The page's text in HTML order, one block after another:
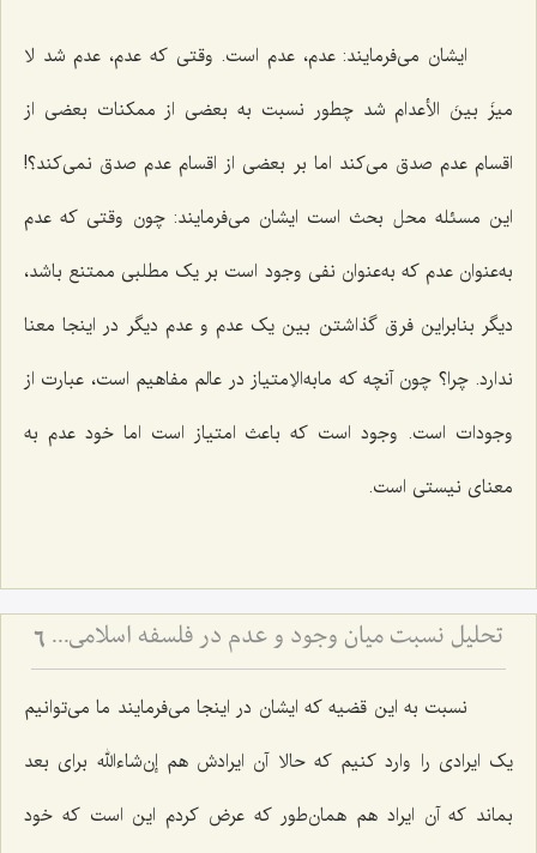
ایشان می‌فرمایند: عدم، عدم است. وقتی که عدم، عدم شد لا
میزَ بینَ الأعدامشد چطور نسبت به بعضی از ممکنات بعضی از
اقسام عدم صدق می‌کند اما بر بعضی از اقسام عدم صدق نمی‌کند؟!
این مسئله محل بحث است ایشان می‌فرمایند: چون وقتی که عدم
به‌عنوان عدم که به‌عنوان نفی وجود است بر یک مطلبی ممتنع باشد،
دیگر بنابراین فرق گذاشتن بین یک عدم و عدم دیگر در اینجا معنا
ندارد. چرا؟ چون آنچه که مابه‌الاِمتیاز در عالم مفاهیم است، عبارت از
وجودات است. وجود است که باعث امتیاز است اما خود عدم به
معنای نیستی است.
تحلیل نسبت میان وجود و عدم در فلسفه اسلامی - بررسی امتناع اتصاف واجب الوجود به انحاء عدم 6
نسبت به این قضیه که ایشان در اینجا می‌فرمایند ما می‌توانیم
یک ایرادی را وارد کنیم که حالا آن ایرادش هم إن‌شاءالله برای بعد
بماند که آن ایراد هم همان‌طور که عرض کردم این است که خود